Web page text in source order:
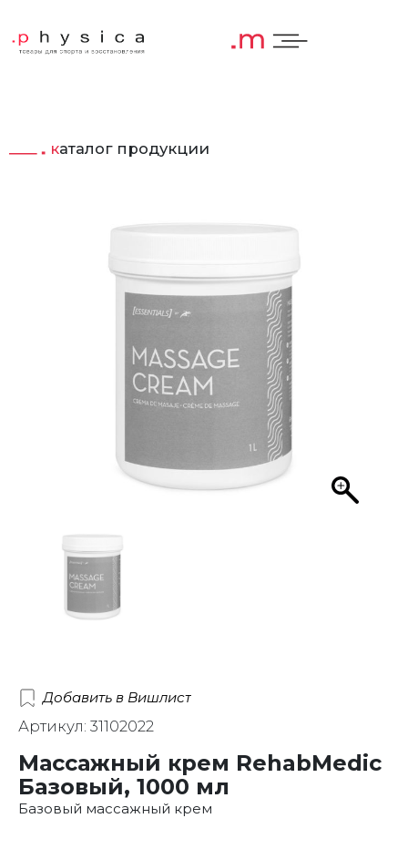
каталог продукции
Добавить в Вишлист
Артикул: 31102022
Массажный крем RehabMedic
Базовый, 1000 мл
Базовый массажный крем